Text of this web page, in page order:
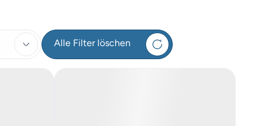
Alle Filter löschen